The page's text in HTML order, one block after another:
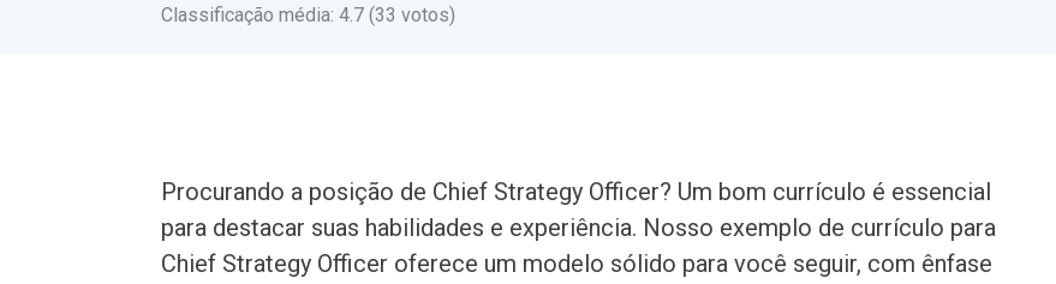
Classificação média: 4.7 (33 votos)
Procurando a posição de Chief Strategy Officer? Um bom currículo é essencial
para destacar suas habilidades e experiência. Nosso exemplo de currículo para
Chief Strategy Officer oferece um modelo sólido para você seguir, com ênfase